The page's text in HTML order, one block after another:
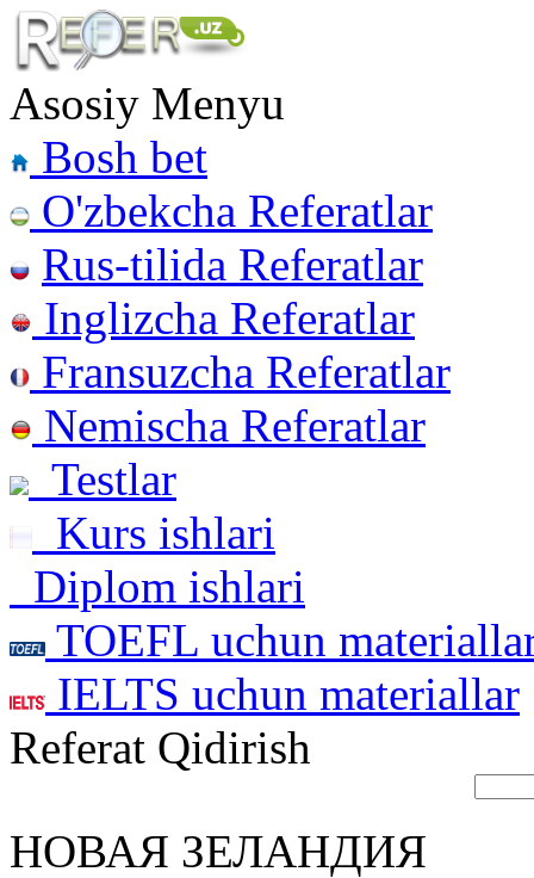
Asosiy Menyu
Bosh bet
O'zbekcha Referatlar
Rus-tilida Referatlar
Inglizcha Referatlar
Fransuzcha Referatlar
Nemischa Referatlar
Testlar
Kurs ishlari
Diplom ishlari
TOEFL uchun
IELTS uchun materiallar
Referat Qidirish
НОВАЯ ЗЕЛАНДИЯ